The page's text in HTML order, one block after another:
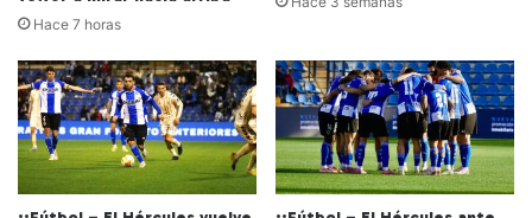
Hace 7 horas